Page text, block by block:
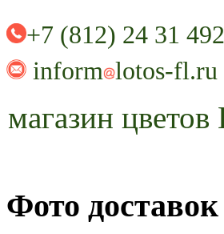
+7 (812) 24 31 492
inform lotos-fl.ru
магазин
Фото